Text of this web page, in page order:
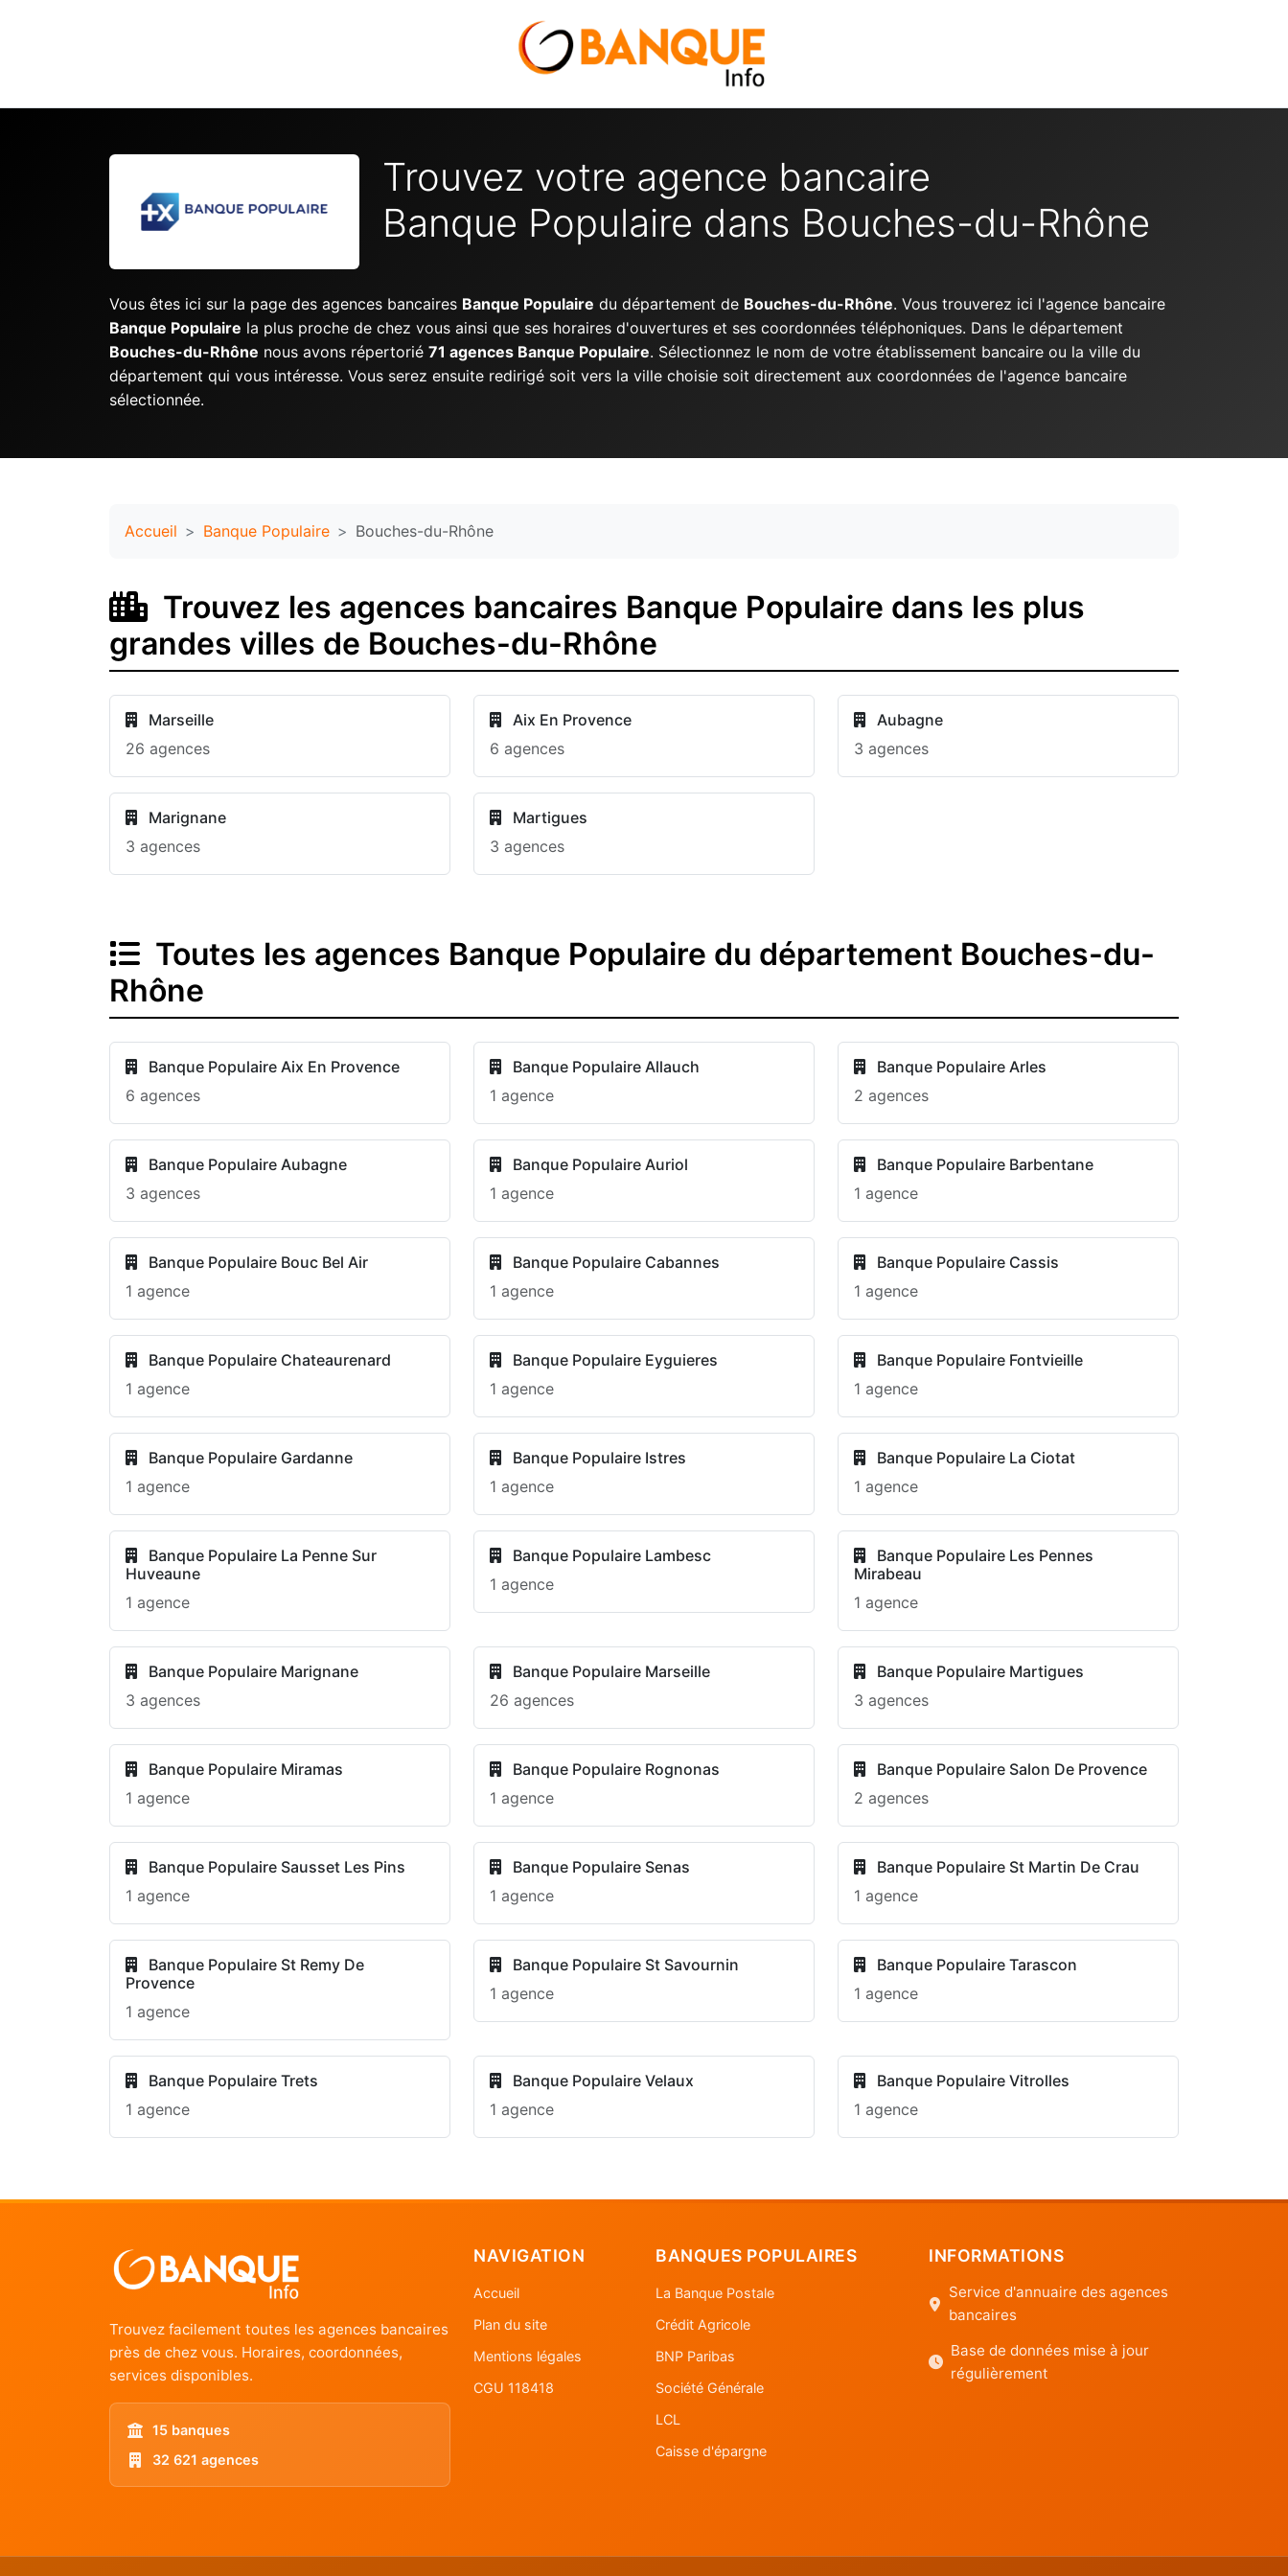
Trouvez votre agence bancaire
Banque Populaire dans Bouches-du-Rhône
Vous êtes ici sur la page des agences bancaires Banque Populaire du département de Bouches-du-Rhône. Vous trouverez ici l'agence bancaire
Banque Populaire la plus proche de chez vous ainsi que ses horaires d'ouvertures et ses coordonnées téléphoniques. Dans le département
Bouches-du-Rhône nous avons répertorié 71 agences Banque Populaire. Sélectionnez le nom de votre établissement bancaire ou la ville du
département qui vous intéresse. Vous serez ensuite redirigé soit vers la ville choisie soit directement aux coordonnées de l'agence bancaire
sélectionnée.
Accueil Banque Populaire Bouches-du-Rhône
Trouvez les agences bancaires Banque Populaire dans les plus
grandes villes de Bouches-du-Rhône
Marseille
26 agences
Aix En Provence
6 agences
Aubagne
3 agences
Marignane
3 agences
Martigues
3 agences
Toutes les agences Banque Populaire du département Bouches-du-
Rhône
Banque Populaire Aix En Provence
6 agences
Banque Populaire Allauch
1 agence
Banque Populaire Arles
2 agences
Banque Populaire Aubagne
3 agences
Banque Populaire Auriol
1 agence
Banque Populaire Barbentane
1 agence
Banque Populaire Bouc Bel Air
1 agence
Banque Populaire Cabannes
1 agence
Banque Populaire Cassis
1 agence
Banque Populaire Chateaurenard
1 agence
Banque Populaire Eyguieres
1 agence
Banque Populaire Fontvieille
1 agence
Banque Populaire Gardanne
1 agence
Banque Populaire Istres
1 agence
Banque Populaire La Ciotat
1 agence
Banque Populaire La Penne Sur
Huveaune
1 agence
Banque Populaire Lambesc
1 agence
Banque Populaire Les Pennes
Mirabeau
1 agence
Banque Populaire Marignane
3 agences
Banque Populaire Marseille
26 agences
Banque Populaire Martigues
3 agences
Banque Populaire Miramas
1 agence
Banque Populaire Rognonas
1 agence
Banque Populaire Salon De Provence
2 agences
Banque Populaire Sausset Les Pins
1 agence
Banque Populaire Senas
1 agence
Banque Populaire St Martin De Crau
1 agence
Banque Populaire St Remy De
Provence
1 agence
Banque Populaire St Savournin
1 agence
Banque Populaire Tarascon
1 agence
Banque Populaire Trets
1 agence
Banque Populaire Velaux
1 agence
Banque Populaire Vitrolles
1 agence
Trouvez facilement toutes les agences bancaires
près de chez vous. Horaires, coordonnées,
services disponibles.
15 banques
32 621 agences
NAVIGATION
Accueil
Plan du site
Mentions légales
CGU 118418
BANQUES POPULAIRES
La Banque Postale
Crédit Agricole
BNP Paribas
Société Générale
LCL
Caisse d'épargne
INFORMATIONS
Service d'annuaire des agences
bancaires
Base de données mise à jour
régulièrement